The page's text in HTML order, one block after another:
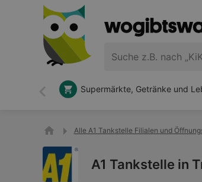
Zurück
Supermärkte, Getränke und
Alle A1 Tankstelle Filialen und
A1 Tankstelle in